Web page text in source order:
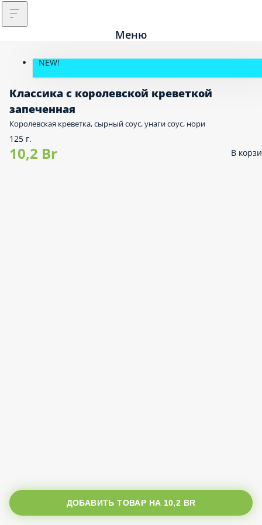
Меню
NEW!
Классика с королевской креветкой
запеченная
Королевская креветка, сырный соус, унаги соус, нори
125 г.
10,2 Br В
ДОБАВИТЬ ТОВАР НА 10,2 BR